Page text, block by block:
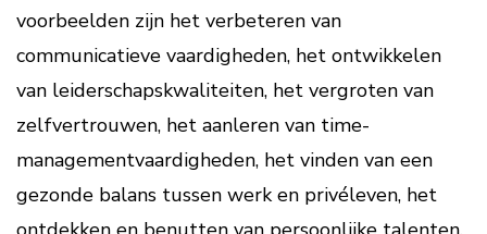
voorbeelden zijn het verbeteren van
communicatieve vaardigheden, het ontwikkelen
van leiderschapskwaliteiten, het vergroten van
zelfvertrouwen, het aanleren van time-
managementvaardigheden, het vinden van een
gezonde balans tussen werk en privéleven, het